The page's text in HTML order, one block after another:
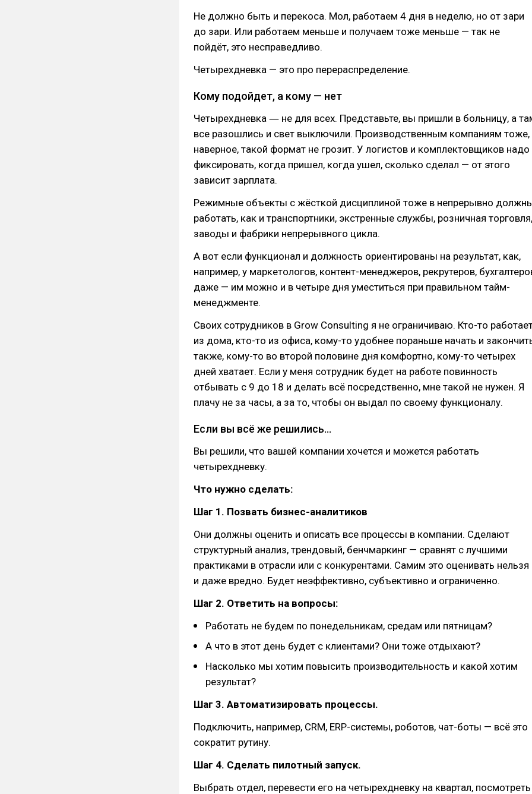
Не должно быть и перекоса. Мол, работаем 4 дня в неделю, но от зари
до зари. Или работаем меньше и получаем тоже меньше — так не
пойдёт, это несправедливо.
Четырехдневка — это про перераспределение.
Кому подойдет, а кому — нет
Четырехдневка ― не для всех. Представьте, вы пришли в больницу, а
все разошлись и свет выключили. Производственным компаниям тоже,
наверное, такой формат не грозит. У логистов и комплектовщиков надо
фиксировать, когда пришел, когда ушел, сколько сделал — от этого
зависит зарплата.
Режимные объекты с жёсткой дисциплиной тоже в непрерывно
работать, как и транспортники, экстренные службы, розничная торговля,
заводы и фабрики непрерывного цикла.
А вот если функционал и должность ориентированы на результат, как,
например, у маркетологов, контент-менеджеров, рекрутеров,
даже — им можно и в четыре дня уместиться при правильном тайм-
менеджменте.
Своих сотрудников в Grow Consulting я не ограничиваю. Кто-то
из дома, кто-то из офиса, кому-то удобнее пораньше начать и
также, кому-то во второй половине дня комфортно, кому-то четырех
дней хватает. Если у меня сотрудник будет на работе повинность
отбывать с 9 до 18 и делать всё посредственно, мне такой не нужен. Я
плачу не за часы, а за то, чтобы он выдал по своему функционалу.
Если вы всё же решились…
Вы решили, что вашей компании хочется и можется работать
четырехдневку.
Что нужно сделать:
Шаг 1. Позвать бизнес-аналитиков
Они должны оценить и описать все процессы в компании. Сделают
структурный анализ, трендовый, бенчмаркинг — сравнят с лучшими
практиками в отрасли или с конкурентами. Самим это оценивать нельзя
и даже вредно. Будет неэффективно, субъективно и ограниченно.
Шаг 2. Ответить на вопросы:
Работать не будем по понедельникам, средам или пятницам?
А что в этот день будет с клиентами? Они тоже отдыхают?
Насколько мы хотим повысить производительность и какой хотим
результат?
Шаг 3. Автоматизировать процессы.
Подключить, например, CRM, ERP-системы, роботов, чат-боты — всё это
сократит рутину.
Шаг 4. Сделать пилотный запуск.
Выбрать отдел, перевести его на четырехдневку на квартал, посмотреть